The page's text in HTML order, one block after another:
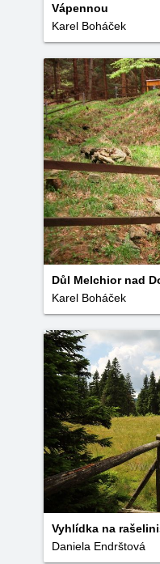
Vápennou
Karel Boháček
Důl Melchior nad
Karel Boháček
Vyhlídka na
Daniela Endrštová